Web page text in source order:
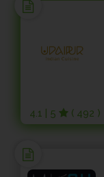
4.1 | 5 ( 492 )